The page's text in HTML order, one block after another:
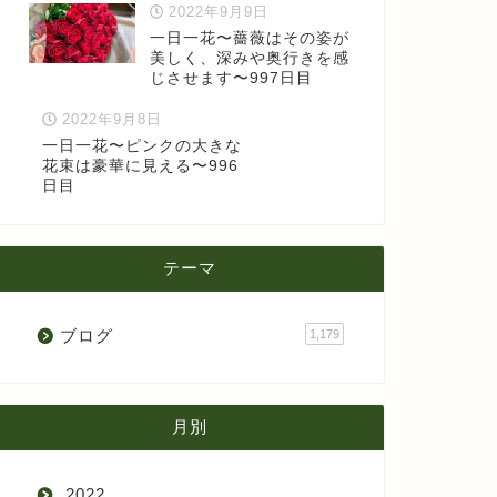
2022年9月9日
一日一花〜薔薇はその姿が
美しく、深みや奥行きを感
じさせます〜997日目
2022年9月8日
一日一花〜ピンクの大きな
花束は豪華に見える〜996
日目
テーマ
ブログ 1,179
月別